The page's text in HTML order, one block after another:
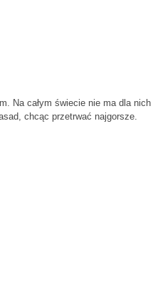
Na całym świecie nie ma dla nich
chcąc przetrwać najgorsze.